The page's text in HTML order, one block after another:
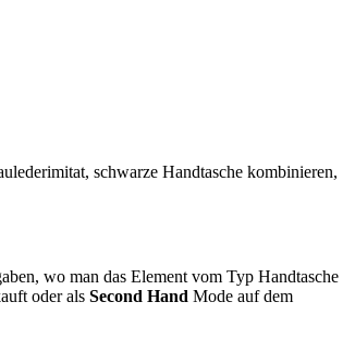
, schwarze Handtasche kombinieren,
wo man das Element vom Typ Handtasche
oder als Second Hand Mode auf dem